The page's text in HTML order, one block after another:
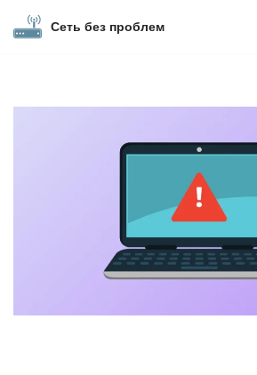
Сеть без проблем